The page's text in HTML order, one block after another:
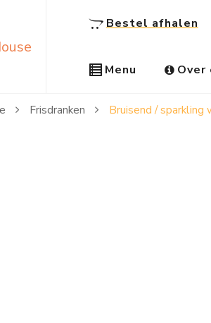
Bestel afhalen
Menu Over
Frisdranken Bruisend / sparkling